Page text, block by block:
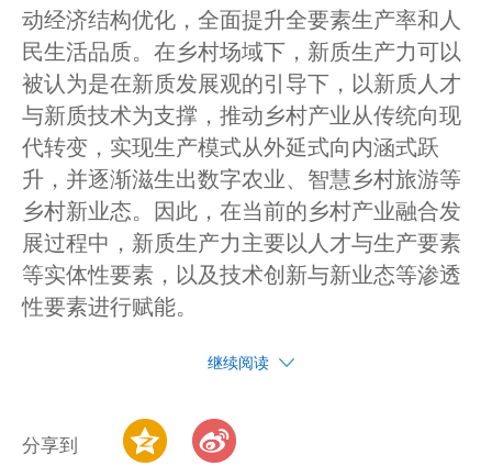
动经济结构优化，全面提升全要素生产率和人
民生活品质。在乡村场域下，新质生产力可以
被认为是在新质发展观的引导下，以新质人才
与新质技术为支撑，推动乡村产业从传统向现
代转变，实现生产模式从外延式向内涵式跃
升，并逐渐滋生出数字农业、智慧乡村旅游等
乡村新业态。因此，在当前的乡村产业融合发
展过程中，新质生产力主要以人才与生产要素
等实体性要素，以及技术创新与新业态等渗透
性要素进行赋能。
继续阅读
分享到